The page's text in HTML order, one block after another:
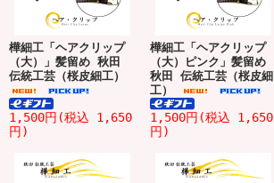
樺細工「ヘアクリップ
（大）」髪留め 秋田
伝統工芸（桜皮細工）
1,500円(税込 1,650
円)
樺細工「ヘアクリップ
（大）ピンク」髪留め
秋田 伝統工芸（桜皮細
工）
1,500円(税込 1,650
円)